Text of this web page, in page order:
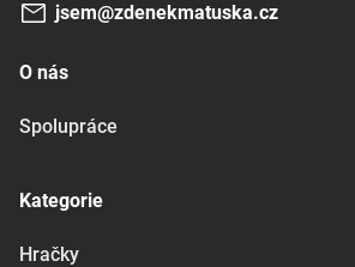
jsem@zdenekmatuska.cz
O nás
Spolupráce
Kategorie
Hračky